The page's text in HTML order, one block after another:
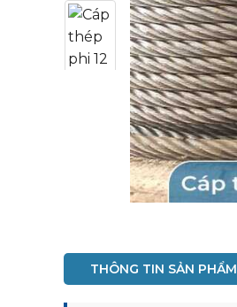
THÔNG TIN SẢN PHẨM